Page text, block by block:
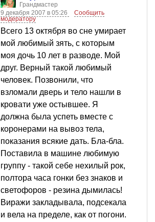
Грандмастер
9 декабря 2007 в 05:26
Сообщить
модератору
Всего 13 октября во сне умирает
мой любимый зять, с которым
моя дочь 10 лет в разводе. Мой
друг. Верный такой любимый
человек. Позвонили, что
взломали дверь и тело нашли в
кровати уже остывшее. Я
должна была успеть вместе с
коронерами на вывоз тела,
показания всякие дать. Бла-бла.
Поставила в машине любимую
группу - такой себе нехилый рок,
полтора часа гонки без знаков и
светофоров - резина дымилась!
Виражи закладывала, подсекала
и вела на пределе, как от погони.